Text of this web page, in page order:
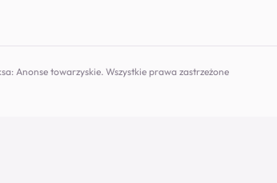
Anonse towarzyskie. Wszystkie prawa zastrzeżone